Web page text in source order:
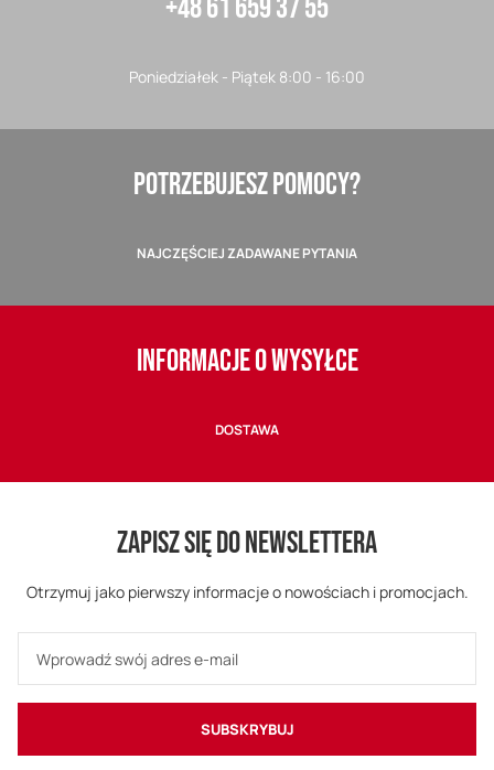
+48 61 659 37 55
Poniedziałek - Piątek 8:00 - 16:00
POTRZEBUJESZ POMOCY?
NAJCZĘŚCIEJ ZADAWANE PYTANIA
INFORMACJE O WYSYŁCE
DOSTAWA
ZAPISZ SIĘ DO NEWSLETTERA
Otrzymuj jako pierwszy informacje o nowościach i promocjach.
SUBSKRYBUJ